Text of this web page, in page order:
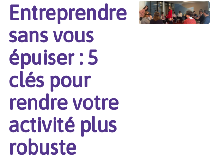
Entreprendre
sans vous
épuiser : 5
clés pour
rendre votre
activité plus
robuste